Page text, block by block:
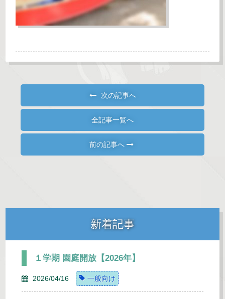
次の記事へ
全記事一覧へ
前の記事へ
新着記事
１学期 園庭開放【2026年】
2026/04/16 一般向け